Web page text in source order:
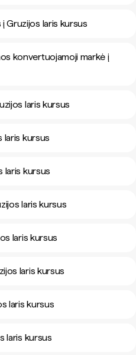
Gruzijos laris kursus
konvertuojamoji markė į
laris kursus
laris kursus
laris kursus
laris kursus
laris kursus
laris kursus
laris kursus
laris kursus